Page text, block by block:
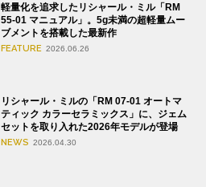
軽量化を追求したリシャール・ミル「RM
55-01 マニュアル」。5g未満の超軽量ムー
ブメントを搭載した最新作
FEATURE 2026.06.26
リシャール・ミルの「RM 07-01 オートマ
ティック カラーセラミックス」に、ジェム
セットを取り入れた2026年モデルが登場
NEWS 2026.04.30